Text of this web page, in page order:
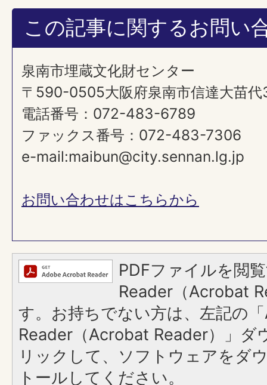
この記事に関するお問い
泉南市埋蔵文化財センター
〒590-0505大阪府泉南市信達大苗
電話番号：072-483-6789
ファックス番号：072-483-7306​​​​​​​
e-mail:maibun@city.sennan.lg.jp
お問い合わせはこちらから
PDFファイルを閲
Reader（Acrobat
す。お持ちでない方は、左記の
Reader（Acrobat Reader）」ダ
リックして、ソフトウェアをダ
トールしてください。